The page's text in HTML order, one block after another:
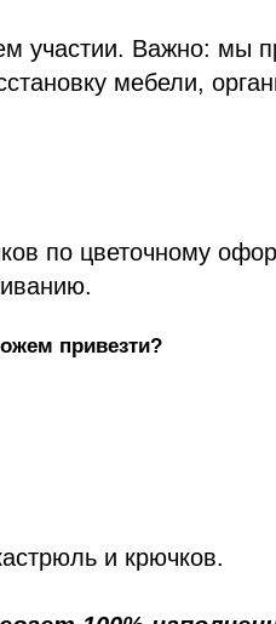
участии. Важно: мы
мебели,
по цветочному
привезти?
и крючков.